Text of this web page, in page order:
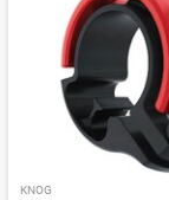
KNOG